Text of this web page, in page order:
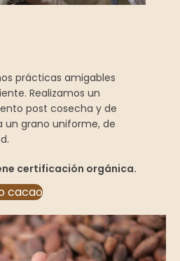
prácticas amigables
Realizamos un
post cosecha y de
grano uniforme, de
certificación orgánica.
cacao